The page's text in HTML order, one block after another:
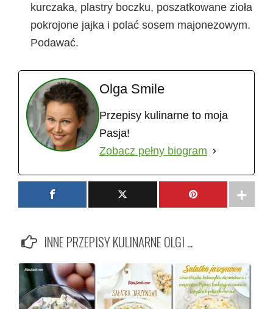
kurczaka, plastry boczku, poszatkowane zioła
pokrojone jajka i polać sosem majonezowym.
Podawać.
Olga Smile
Przepisy kulinarne to moja
Pasja!
Zobacz pełny biogram
INNE PRZEPISY KULINARNE OLGI ...